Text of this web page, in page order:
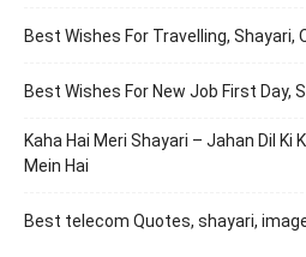
Best Wishes For Travelling, Shayari,
Best Wishes For New Job First Day,
Kaha Hai Meri Shayari – Jahan Dil Ki
Mein Hai
Best telecom Quotes, shayari,